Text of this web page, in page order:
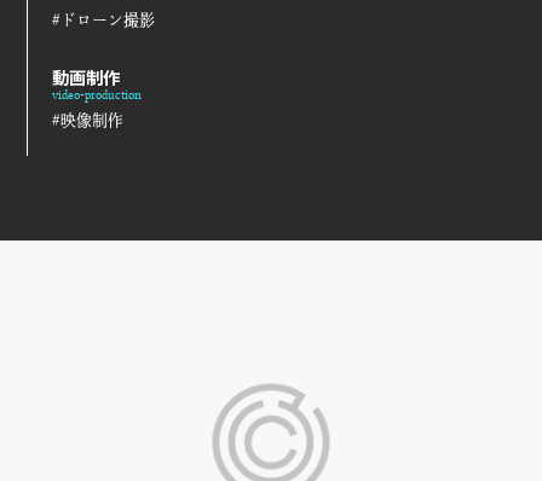
#ドローン撮影
動画制作
video-production
#映像制作